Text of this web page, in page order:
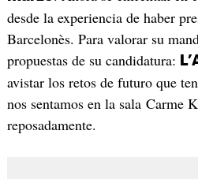
desde la experiencia de haber
Barcelonès. Para valorar su
propuestas de su candidatura:
avistar los retos de futuro que
nos sentamos en la sala Carme
reposadamente.